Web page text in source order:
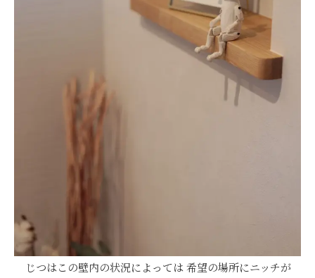
じつはこの壁内の状況によっては 希望の場所にニッチが